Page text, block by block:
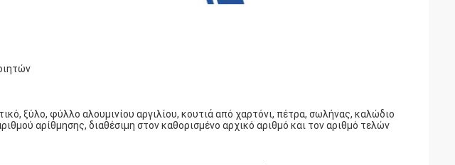
ξύλο, φύλλο αλουμινίου αργιλίου, κουτιά από χαρτόνι, πέτρα, σωλήνας, καλώδιο
αρίθμησης, διαθέσιμη στον καθορισμένο αρχικό αριθμό και τον αριθμό τελών